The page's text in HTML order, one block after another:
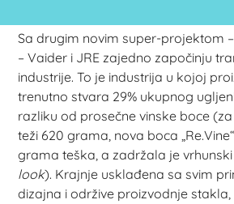
Sa drugim novim super-projektom
– Vaider i JRE zajedno započinju
industrije. To je industrija u kojoj
trenutno stvara 29% ukupnog
razliku od prosečne vinske boce
teži 620 grama, nova boca
grama teška, a zadržala je
look). Krajnje usklađena sa svim
dizajna i održive proizvodnje